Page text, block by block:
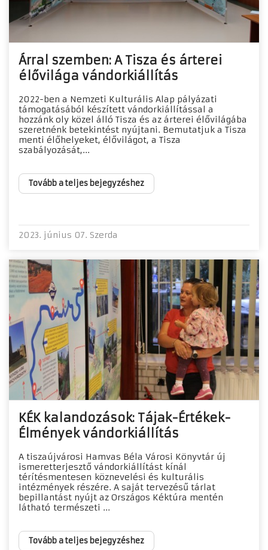
Árral szemben: A Tisza és árterei
élővilága vándorkiállítás
2022-ben a Nemzeti Kulturális Alap pályázati
támogatásából készített vándorkiállítással a
hozzánk oly közel álló Tisza és az árterei élővilágába
szeretnénk betekintést nyújtani. Bemutatjuk a Tisza
menti élőhelyeket, élővilágot, a Tisza
szabályozását,...
Tovább a teljes bejegyzéshez
2023. június 07. Szerda
KÉK kalandozások: Tájak-Értékek-
Élmények vándorkiállítás
A tiszaújvárosi Hamvas Béla Városi Könyvtár új
ismeretterjesztő vándorkiállítást kínál
térítésmentesen köznevelési és kulturális
intézmények részére. A saját tervezésű tárlat
bepillantást nyújt az Országos Kéktúra mentén
látható természeti ...
Tovább a teljes bejegyzéshez